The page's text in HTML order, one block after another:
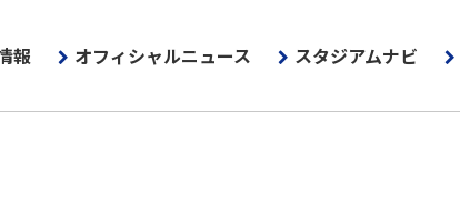
報 オフィシャルニュース スタジアムナビ